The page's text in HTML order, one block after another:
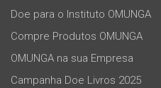
Doe para o Instituto OMUNGA
Compre Produtos OMUNGA
OMUNGA na sua Empresa
Campanha Doe Livros 2025